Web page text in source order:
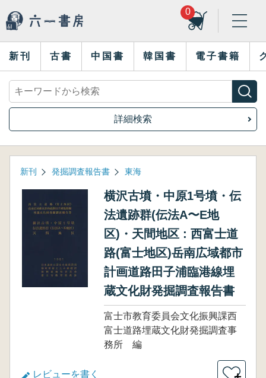
0
新刊 古書 中国書 韓国書 電子書籍
詳細検索
新刊 発掘調査報告書 東海
横沢古墳・中原1号墳・伝
法遺跡群(伝法A〜E地
区)・天間地区 : 西富士道
路(富士地区)岳南広域都市
計画道路田子浦臨港線埋
蔵文化財発掘調査報告書
富士市教育委員会文化振興課西
富士道路埋蔵文化財発掘調査事
務所 編
レビューを書く